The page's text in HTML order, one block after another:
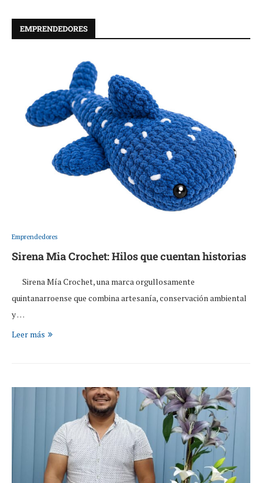
EMPRENDEDORES
Emprendedores
Sirena Mia Crochet: Hilos que cuentan historias
Sirena Mía Crochet, una marca orgullosamente
quintanarroense que combina artesanía, conservación ambiental
y …
Leer más